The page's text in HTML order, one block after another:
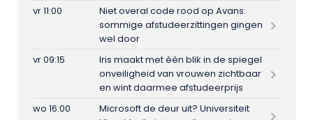
vr 11:00
Niet overal code rood op Avans:
sommige afstudeerzittingen gingen
wel door
vr 09:15
Iris maakt met één blik in de spiegel
onveiligheid van vrouwen zichtbaar
en wint daarmee afstudeerprijs
wo 16:00
Microsoft de deur uit? Universiteit